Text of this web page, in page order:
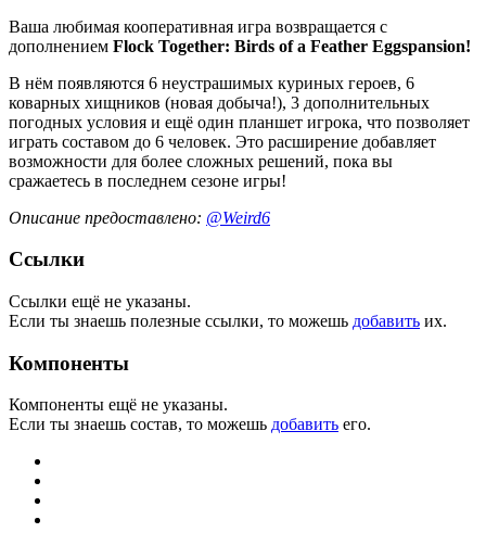
Ваша любимая кооперативная игра возвращается с
дополнением Flock Together: Birds of a Feather Eggspansion!
В нём появляются 6 неустрашимых куриных героев, 6
коварных хищников (новая добыча!), 3 дополнительных
погодных условия и ещё один планшет игрока, что позволяет
играть составом до 6 человек. Это расширение добавляет
возможности для более сложных решений, пока вы
сражаетесь в последнем сезоне игры!
Описание предоставлено: @Weird6
Ссылки
Ссылки ещё не указаны.
Если ты знаешь полезные ссылки, то можешь добавить их.
Компоненты
Компоненты ещё не указаны.
Если ты знаешь состав, то можешь добавить его.